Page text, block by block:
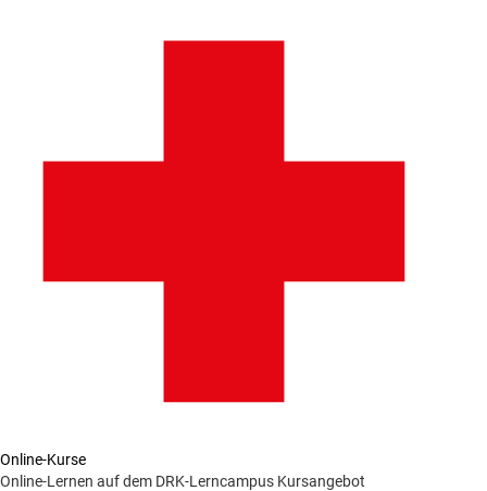
Online-Kurse
Online-Lernen auf dem DRK-Lerncampus Kursangebot